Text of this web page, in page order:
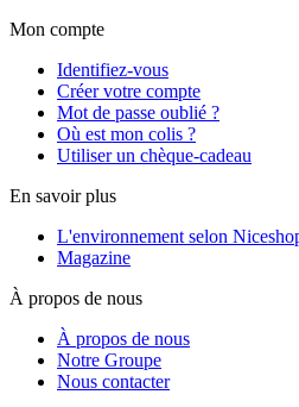
Mon compte
Identifiez-vous
Créer votre compte
Mot de passe oublié ?
Où est mon colis ?
Utiliser un chèque-cadeau
En savoir plus
L'environnement selon
Magazine
À propos de nous
À propos de nous
Notre Groupe
Nous contacter